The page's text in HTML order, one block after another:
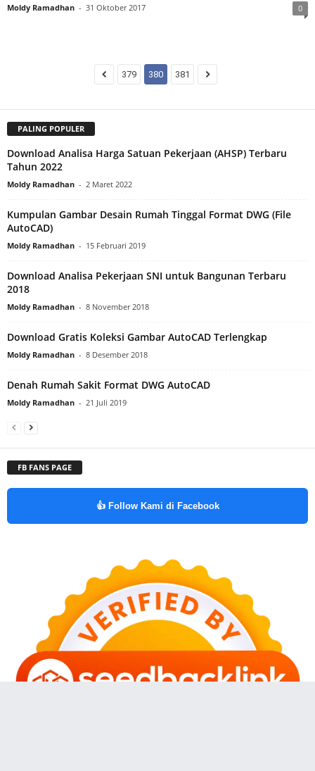
Moldy Ramadhan - 31 Oktober 2017 0
379 380 381
PALING POPULER
Download Analisa Harga Satuan Pekerjaan (AHSP) Terbaru
Tahun 2022
Moldy Ramadhan - 2 Maret 2022
Kumpulan Gambar Desain Rumah Tinggal Format DWG (File
AutoCAD)
Moldy Ramadhan - 15 Februari 2019
Download Analisa Pekerjaan SNI untuk Bangunan Terbaru
2018
Moldy Ramadhan - 8 November 2018
Download Gratis Koleksi Gambar AutoCAD Terlengkap
Moldy Ramadhan - 8 Desember 2018
Denah Rumah Sakit Format DWG AutoCAD
Moldy Ramadhan - 21 Juli 2019
FB FANS PAGE
👍 Follow Kami di Facebook